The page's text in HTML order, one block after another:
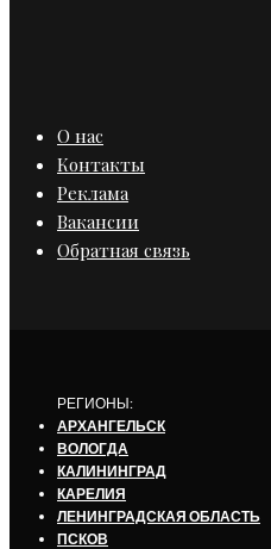
О нас
Контакты
Реклама
Вакансии
Обратная связь
РЕГИОНЫ:
АРХАНГЕЛЬСК
ВОЛОГДА
КАЛИНИНГРАД
КАРЕЛИЯ
ЛЕНИНГРАДСКАЯ ОБЛАСТЬ
ПСКОВ